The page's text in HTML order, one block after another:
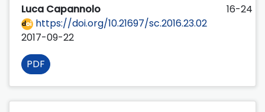
Luca Capannolo
16-24
https://doi.org/10.21697/sc.2016.23.02
2017-09-22
PDF